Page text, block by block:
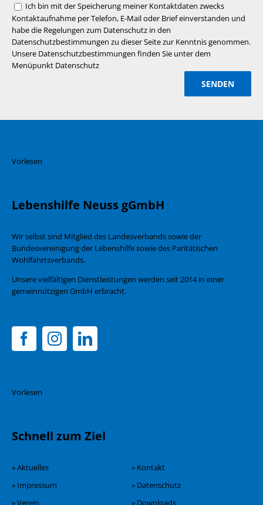
Ich bin mit der Speicherung meiner Kontaktdaten zwecks
Kontaktaufnahme per Telefon, E-Mail oder Brief einverstanden und
habe die Regelungen zum Datenschutz in den
Datenschutzbestimmungen zu dieser Seite zur Kenntnis genommen.
Unsere Datenschutzbestimmungen finden Sie unter dem
Menüpunkt Datenschutz
Vorlesen
Lebenshilfe Neuss gGmbH
Wir selbst sind Mitglied des Landesverbands sowie der
Bundesvereinigung der Lebenshilfe sowie des Paritätischen
Wohlfahrtsverbands.
Unsere vielfältigen Dienstleistungen werden seit 2014 in einer
gemeinnützigen GmbH erbracht.
Vorlesen
Schnell zum Ziel
» Aktuelles
» Kontakt
» Impressum
» Datenschutz
» Verein
» Downloads